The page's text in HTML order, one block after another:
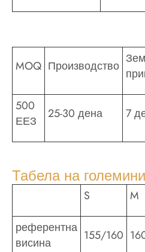
MOQ Производство
500
ЕЕЗ
25-30 дена 7
Табела на големини
S M
референтна
висина
155/160